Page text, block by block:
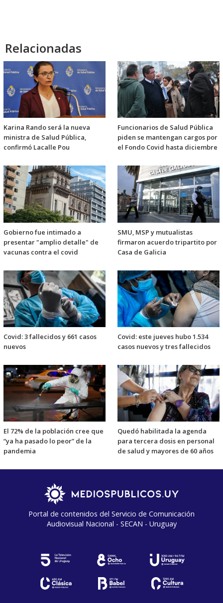
Relacionadas
Karina Rando será la nueva
ministra de Salud Pública,
confirmó Lacalle Pou
Funcionarios de Salud Pública
piden se mantengan cargos por
el Fondo Covid hasta diciembre
Gobierno fue intimado a
presentar "amplio detalle" de
vacunas contra el covid
SMU, MSP y mutualistas
firmaron acuerdo tripartito por
Casa de Galicia
Covid: 3 fallecidos y 661 casos
nuevos
Covid: este jueves hubo 1.534
casos nuevos y tres fallecidos
El 72% de la población cree que
“ya ha pasado lo peor” de la
pandemia
Quedó habilitada la agenda
para tercera dosis en personal
de salud y mayores de 60 años
Portal de contenidos del Servicio de Comunicación
Audiovisual Nacional - SECAN - Uruguay